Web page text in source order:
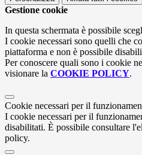
Gestione cookie
In questa schermata è possibile
I cookie necessari sono quelli che
piattaforma e non è possibile
Per conoscere quali sono i cookie
visionare la COOKIE POLICY.
Cookie necessari per il
I cookie necessari per il
disabilitati. È possibile consultare
policy.